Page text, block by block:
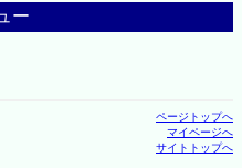
ー
ページトップへ
マイページへ
サイトトップへ